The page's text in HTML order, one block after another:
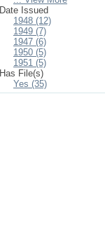
Date Issued
1948 (12)
1949 (7)
1947 (6)
1950 (5)
1951 (5)
Has File(s)
Yes (35)